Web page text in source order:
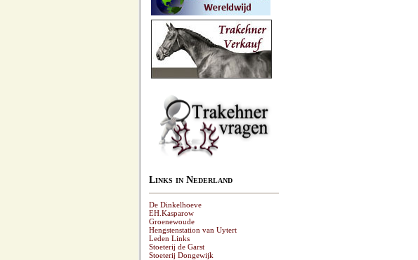
Links in Nederland
De Dinkelhoeve
EH.Kasparow
Groenewoude
Hengstenstation van Uytert
Leden Links
Stoeterij de Garst
Stoeterij Dongewijk